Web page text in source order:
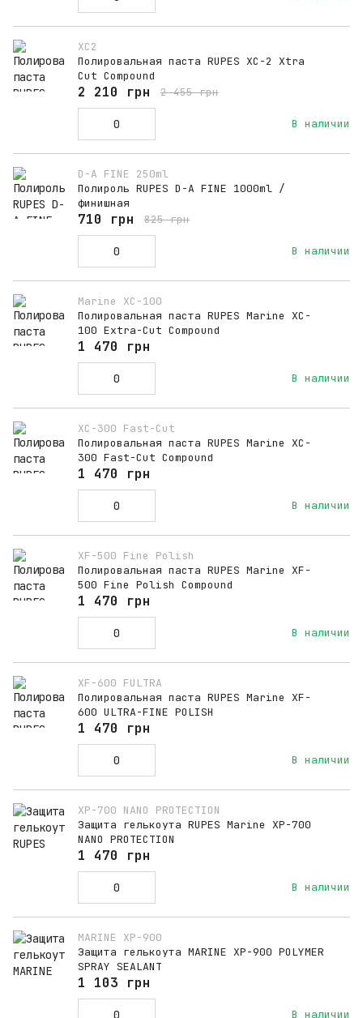
XC2
Полировальная паста RUPES XC-2 Xtra
Cut Compound
В наличии
2 210 грн 2 455 грн
D-A FINE 250ml
Полироль RUPES D-A FINE 1000ml /
финишная
В наличии
710 грн 825 грн
Marine XC-100
Полировальная паста RUPES Marine XC-
100 Extra-Cut Compound
В наличии
1 470 грн
XC-300 Fast-Cut
Полировальная паста RUPES Marine XC-
300 Fast-Cut Compound
В наличии
1 470 грн
XF-500 Fine Polish
Полировальная паста RUPES Marine XF-
500 Fine Polish Compound
В наличии
1 470 грн
XF-600 FULTRA
Полировальная паста RUPES Marine XF-
600 ULTRA-FINE POLISH
В наличии
1 470 грн
XP-700 NANO PROTECTION
Защита гелькоута RUPES Marine XP-700
NANO PROTECTION
В наличии
1 470 грн
MARINE XP-900
Защита гелькоута MARINE XP-900 POLYMER
SPRAY SEALANT
В наличии
1 103 грн